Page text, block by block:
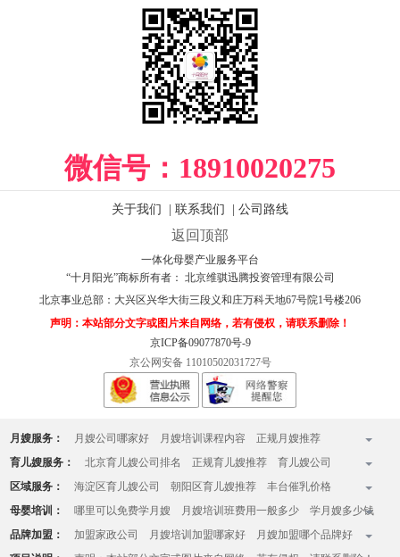
微信号： 18910020275
关于我们 联系我们 公司路线
返回顶部
一体化母婴产业服务平台
“十月阳光”商标所有者： 北京维骐迅腾投资管理有限公司
北京事业总部： 大兴区兴华大街三段义和庄万科天地67号院1号楼206
声明：本站部分文字或图片来自网络，若有侵权，请联系删除！
京ICP备09077870号-9
京公网安备 11010502031727号
月嫂服务： 月嫂公司哪家好 月嫂培训课程内容
正规月嫂推荐
全国十佳月嫂公司排名榜
月嫂收费标准
月嫂一个月多少钱
月嫂的工作内容有哪些
月嫂家政服务中心
北京知名月嫂公司
月嫂哪家好
育儿嫂服务： 北京育儿嫂公司排名 正规育儿嫂推荐
育儿嫂公司
哪家育儿嫂好
育儿嫂一般多少钱一个月
育婴师收费标准
育儿嫂价格一览表
育儿嫂工资 育儿嫂价格
请住家育儿嫂
育儿嫂一天的工作内容
区域服务： 海淀区育儿嫂公司 朝阳区育儿嫂推荐
丰台催乳价格
昌平月嫂
大兴月嫂 房山催乳师哪家好
顺义催乳师上门
立水桥月嫂公司
大望路月嫂 通州月嫂
天通苑育儿嫂公司
西三旗月嫂公司
亚运村月嫂 石景山月嫂中心
母婴培训： 哪里可以免费学月嫂 月嫂培训班费用一般多少
学月嫂多少钱
月嫂培训哪家好
学月嫂在哪里学正规
品牌加盟： 加盟家政公司 月嫂培训加盟哪家好
月嫂加盟哪个品牌好